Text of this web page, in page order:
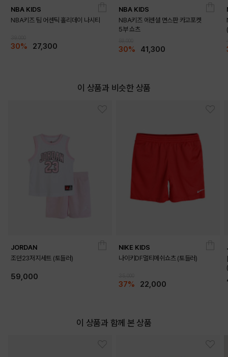
DETAILS
NBA KIDS
NBA키즈 팀 어센틱 홀리데이 나시티
30% 27,300
NBA KIDS
NBA키즈 에센셜 면스판 카고포켓
5부 쇼츠
30% 41,300
이 상품과 비슷한 상품
JORDAN
조던23저지세트 (토들러)
59,000
NIKE KIDS
나이키DF멀티메쉬쇼츠 (토들러)
37% 22,000
이 상품과 함께 본 상품